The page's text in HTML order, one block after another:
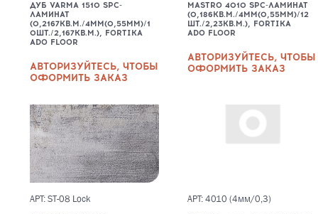
ДУБ VARMA 1510 SPC-
ЛАМИНАТ
(0,2167КВ.М./4ММ(0,55ММ)/1
0ШТ./2,167КВ.М.), FORTIKA
ADO FLOOR
АВТОРИЗУЙТЕСЬ, ЧТОБЫ
ОФОРМИТЬ ЗАКАЗ
MASTRO 4010 SPC-ЛАМИНАТ
(0,186КВ.М./4ММ(0,55ММ)/12
ШТ./2,23КВ.М.), FORTIKA
ADO FLOOR
АВТОРИЗУЙТЕСЬ, ЧТОБЫ
ОФОРМИТЬ ЗАКАЗ
АРТ: ST-08 Lock АРТ: 4010 (4мм/0,3)